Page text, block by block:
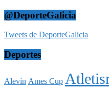
@DeporteGalicia
Tweets de DeporteGalicia
Deportes
Alevín Ames Cup